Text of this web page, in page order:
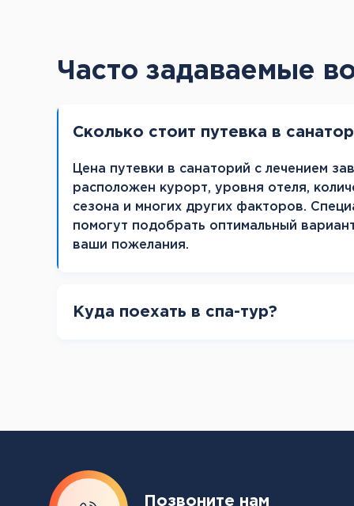
Часто задаваемые
Сколько стоит путевка в
Цена путевки в санаторий с лечением
расположен курорт, уровня отеля,
сезона и многих других факторов.
помогут подобрать оптимальный
ваши пожелания.
Куда поехать в спа-тур?
Позвоните нам